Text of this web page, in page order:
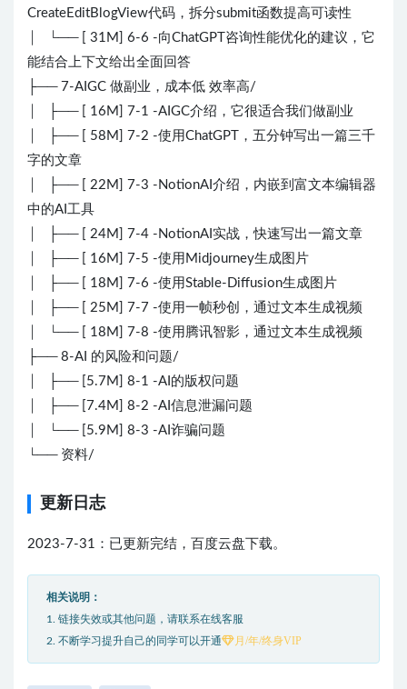
CreateEditBlogView代码，拆分submit函数提高可读性
│ └── [ 31M] 6-6 -向ChatGPT咨询性能优化的建议，它
能结合上下文给出全面回答
├── 7-AIGC 做副业，成本低 效率高/
│ ├── [ 16M] 7-1 -AIGC介绍，它很适合我们做副业
│ ├── [ 58M] 7-2 -使用ChatGPT，五分钟写出一篇三千
字的文章
│ ├── [ 22M] 7-3 -NotionAI介绍，内嵌到富文本编辑器
中的AI工具
│ ├── [ 24M] 7-4 -NotionAI实战，快速写出一篇文章
│ ├── [ 16M] 7-5 -使用Midjourney生成图片
│ ├── [ 18M] 7-6 -使用Stable-Diffusion生成图片
│ ├── [ 25M] 7-7 -使用一帧秒创，通过文本生成视频
│ └── [ 18M] 7-8 -使用腾讯智影，通过文本生成视频
├── 8-AI 的风险和问题/
│ ├── [5.7M] 8-1 -AI的版权问题
│ ├── [7.4M] 8-2 -AI信息泄漏问题
│ └── [5.9M] 8-3 -AI诈骗问题
└── 资料/
更新日志
2023-7-31：已更新完结，百度云盘下载。
相关说明：
1. 链接失效或其他问题，请联系在线客服
2. 不断学习提升自己的同学可以开通
月/年/终身VIP